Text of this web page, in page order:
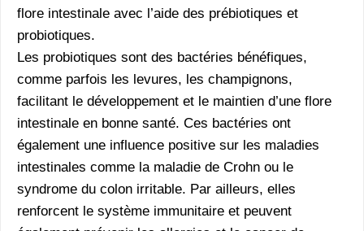
flore intestinale avec l’aide des prébiotiques et
probiotiques.
Les probiotiques sont des bactéries bénéfiques,
comme parfois les levures, les champignons,
facilitant le développement et le maintien d’une flore
intestinale en bonne santé. Ces bactéries ont
également une influence positive sur les maladies
intestinales comme la maladie de Crohn ou le
syndrome du colon irritable. Par ailleurs, elles
renforcent le système immunitaire et peuvent